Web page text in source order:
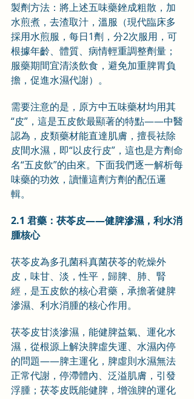
製劑方法：將上述五味藥銼成粗散，加
水煎煮，去渣取汁，溫服（現代臨床多
採用水煎服，每日1劑，分2次服用，可
根據年齡、體質、病情輕重調整劑量；
服藥期間宜清淡飲食，避免加重脾胃負
擔，促進水濕代謝）。
需要注意的是，原方中五味藥材均用其
“皮”，這是五皮飲最顯著的特點——中醫
認為，皮類藥材能直達肌膚，擅長祛除
皮間水濕，即“以皮行皮”，這也是方劑命
名“五皮飲”的由來。下面我們逐一解析每
味藥的功效，讀懂這劑方劑的配伍邏
輯。
2.1 君藥：茯苓皮——健脾滲濕，利水消
腫核心
茯苓皮為多孔菌科真菌茯苓的乾燥外
皮，味甘、淡，性平，歸脾、肺、腎
經，是五皮飲的核心君藥，承擔著健脾
滲濕、利水消腫的核心作用。
茯苓皮甘淡滲濕，能健脾益氣、運化水
濕，從根源上解決脾虛失運、水濕內停
的問題——脾主運化，脾虛則水濕無法
正常代謝，停滯體內、泛溢肌膚，引發
浮腫；茯苓皮既能健脾，增強脾的運化